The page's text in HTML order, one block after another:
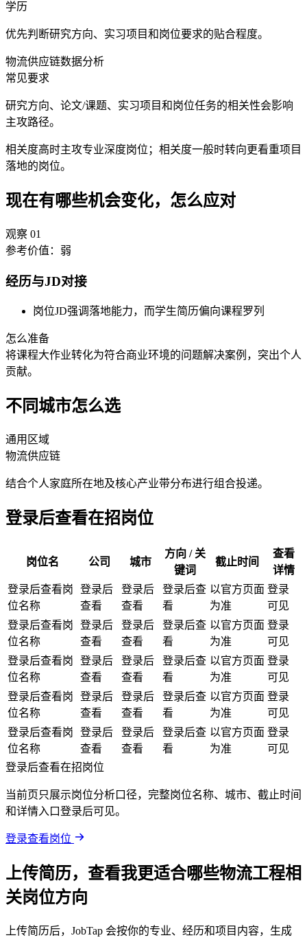
学历
优先判断研究方向、实习项目和岗位要求的贴合程度。
物流供应链数据分析
常见要求
研究方向、论文/课题、实习项目和岗位任务的相关性会影响
主攻路径。
相关度高时主攻专业深度岗位；相关度一般时转向更看重项目
落地的岗位。
现在有哪些机会变化，怎么应对
观察 01
参考价值： 弱
经历与JD对接
岗位JD强调落地能力，而学生简历偏向课程罗列
怎么准备
将课程大作业转化为符合商业环境的问题解决案例，突出个人
贡献。
不同城市怎么选
通用区域
物流供应链
结合个人家庭所在地及核心产业带分布进行组合投递。
登录后查看在招岗位
岗位名 公司 城市
方向 / 关
键词
截止时间
查看
详情
登录后查看岗
位名称
登录后
查看
登录后
查看
登录后查
看
以官方页面
为准
登录
可见
登录后查看岗
位名称
登录后
查看
登录后
查看
登录后查
看
以官方页面
为准
登录
可见
登录后查看岗
位名称
登录后
查看
登录后
查看
登录后查
看
以官方页面
为准
登录
可见
登录后查看岗
位名称
登录后
查看
登录后
查看
登录后查
看
以官方页面
为准
登录
可见
登录后查看岗
位名称
登录后
查看
登录后
查看
登录后查
看
以官方页面
为准
登录
可见
登录后查看在招岗位
当前页只展示岗位分析口径，完整岗位名称、城市、截止时间
和详情入口登录后可见。
登录查看岗位
上传简历，查看我更适合哪些物流工程相
关岗位方向
上传简历后，JobTap 会按你的专业、经历和项目内容，生成